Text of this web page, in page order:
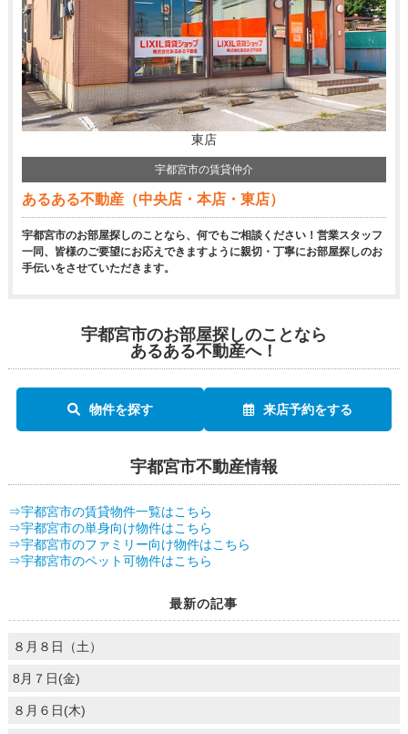
東店
宇都宮市の賃貸仲介
あるある不動産（中央店・本店・東店）
宇都宮市のお部屋探しのことなら、何でもご相談ください！営業スタッフ
一同、皆様のご要望にお応えできますように親切・丁寧にお部屋探しのお
手伝いをさせていただきます。
宇都宮市のお部屋探しのことなら
あるある不動産へ！
物件を探す 来店予約をする
宇都宮市不動産情報
⇒宇都宮市の賃貸物件一覧はこちら
⇒宇都宮市の単身向け物件はこちら
⇒宇都宮市のファミリー向け物件はこちら
⇒宇都宮市のペット可物件はこちら
最新の記事
８月８日（土）
8月７日(金)
８月６日(木)